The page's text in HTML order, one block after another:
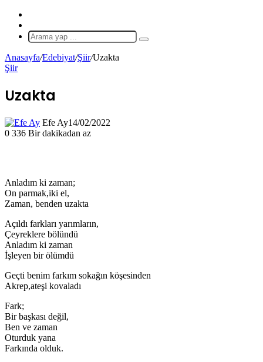
Makale
Arama
Anasayfa/Edebiyat/Şiir/Uzakta
Şiir
Uzakta
Efe Ay14/02/2022
0 336 Bir dakikadan az
Anladım ki zaman;
On parmak,iki el,
Zaman, benden uzakta
Açıldı farkları yarımların,
Çeyreklere bölündü
Anladım ki zaman
İşleyen bir ölümdü
Geçti benim farkım sokağın köşesinden
Akrep,ateşi kovaladı
Fark;
Bir başkası değil,
Ben ve zaman
Oturduk yana
Farkında olduk.